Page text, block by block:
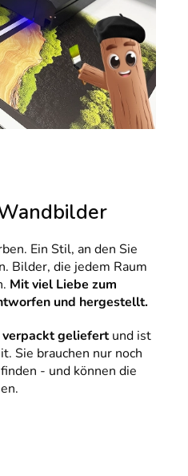
Ein Stil, an den Sie
Bilder, die jedem Raum
Mit viel Liebe zum
und hergestellt.
verpackt geliefertund ist
Sie brauchen nur noch
- und können die